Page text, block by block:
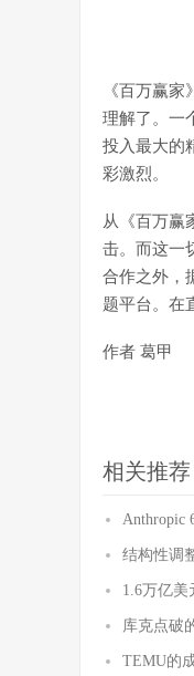
《百万赢
理解了。一
投入最大的
彩激烈。
从《百万赢
击。而这一
合作之外，
题平台。在
作者 葛甲
相关推荐
Anthropic
结构性调
1.6万亿
库克点破
TEMU的